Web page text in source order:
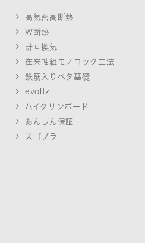
高気密高断熱
W断熱
計画換気
在来軸組モノコック工法
鉄筋入りベタ基礎
evoltz
ハイクリンボード
あんしん保証
スゴプラ